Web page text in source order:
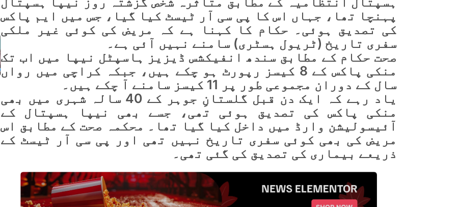
پہنچا تھا، جہاں اس کا پی سی آر ٹیسٹ کیا گیا، جس میں ایم پاکس
کی تصدیق ہوئی۔ حکام کا کہنا ہے کہ مریض کی کوئی غیر ملکی
سفری تاریخ (ٹریول ہسٹری) سامنے نہیں آئی ہے۔
صحت حکام کے مطابق سندھ انفیکشس ڈیزیز ہاسپٹل نیپا میں اب تک
منکی پاکس کے 8 کیسز رپورٹ ہو چکے ہیں، جبکہ کراچی میں رواں
سال کے دوران مجموعی طور پر 11 کیسز سامنے آ چکے ہیں۔
یاد رہے کہ ایک دن قبل گلستانِ جوہر کے 40 سالہ شہری میں بھی
منکی پاکس کی تصدیق ہوئی تھی، جسے بھی نیپا ہسپتال کے
آئیسولیشن وارڈ میں داخل کیا گیا تھا۔ محکمہ صحت کے مطابق اس
مریض کی بھی کوئی سفری تاریخ نہیں تھی اور پی سی آر ٹیسٹ کے
ذریعے بیماری کی تصدیق کی گئی تھی۔